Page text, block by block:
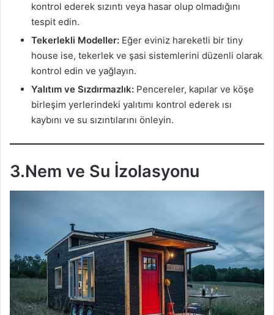
kontrol ederek sızıntı veya hasar olup olmadığını
tespit edin.
Tekerlekli Modeller: Eğer eviniz hareketli bir tiny
house ise, tekerlek ve şasi sistemlerini düzenli olarak
kontrol edin ve yağlayın.
Yalıtım ve Sızdırmazlık: Pencereler, kapılar ve köşe
birleşim yerlerindeki yalıtımı kontrol ederek ısı
kaybını ve su sızıntılarını önleyin.
3.Nem ve Su İzolasyonu